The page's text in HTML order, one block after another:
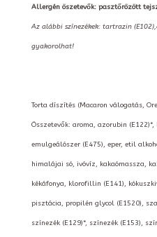
Allergén öszetevők: pasztőrözött
Az alábbi színezékek: tartrazin
gyakorolhat!
Torta díszítés (Macaron válogatás,
Összetevők: aroma, azorubin
emulgeálószer (E475), eper, etil
himalájai só, ivóvíz, kakaómassza,
kékáfonya, klorofillin (E141),
pisztácia, propilén glycol (E1520),
színezék (E129)*, színezék (E153),